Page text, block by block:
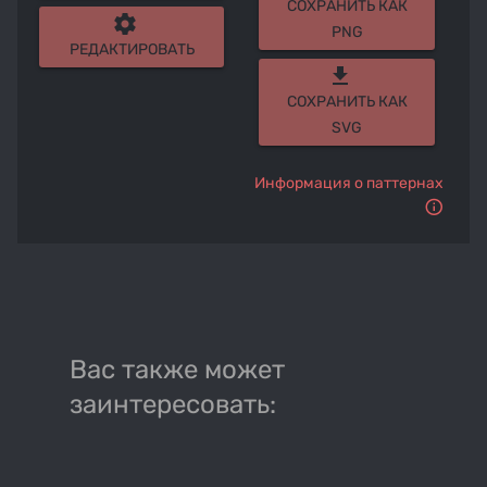
settings
РЕДАКТИРОВАТЬ
СОХРАНИТЬ КАК
PNG
get_app
СОХРАНИТЬ КАК
SVG
Информация о паттернах
Вас также может
заинтересовать: